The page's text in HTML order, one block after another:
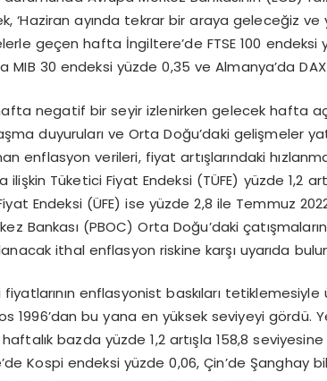
ayında tekrar bir araya geleceğiz ve
geçen hafta İngiltere’de FTSE 100 endeksi
MIB 30 endeksi yüzde 0,35 ve Almanya’da
negatif bir seyir izlenirken gelecek hafta
duyuruları ve Orta Doğu’daki gelişmeler
enflasyon verileri, fiyat artışlarındaki
ilişkin Tüketici Fiyat Endeksi (TÜFE) yüzde 1,2
Endeksi (ÜFE) ise yüzde 2,8 ile Temmuz
Bankası (PBOC) Orta Doğu’daki
ithal enflasyon riskine karşı uyarıda
enflasyonist baskıları tetiklemesiyle
1996’dan bu yana en yüksek seviyeyi gördü.
bazda yüzde 1,2 artışla 158,8 seviyesine
Kospi endeksi yüzde 0,06, Çin’de Şanghay